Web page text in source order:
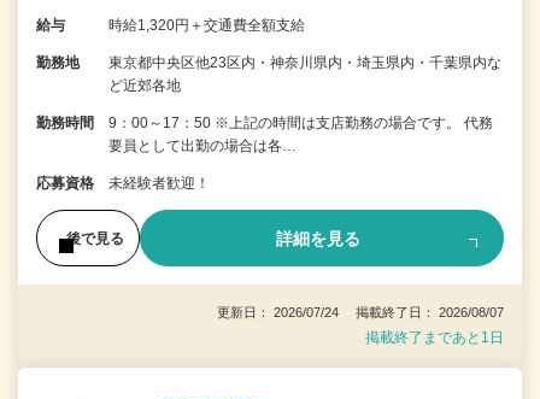
給与 時給1,320円＋交通費全額支給
勤務地
東京都中央区他23区内・神奈川県内・埼玉県内・千葉県内な
ど近郊各地
勤務時間
9：00～17：50 ※上記の時間は支店勤務の場合です。 代務
要員として出勤の場合は各…
応募資格 未経験者歓迎！
後で見る 詳細を見る
更新日： 2026/07/24 掲載終了日： 2026/08/07
掲載終了まであと1日